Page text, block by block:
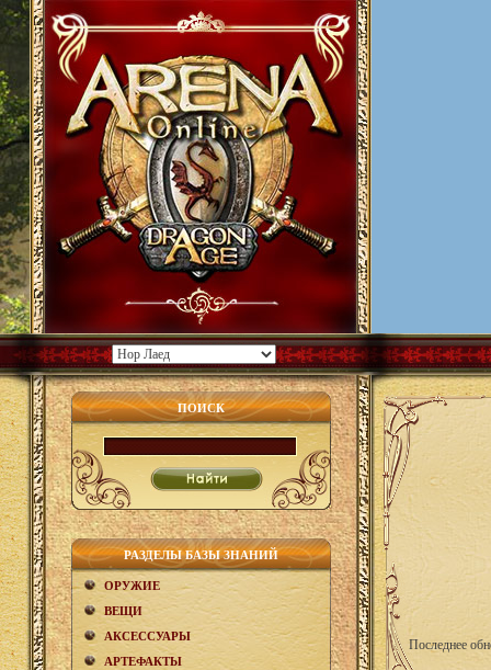
ПОИСК
РАЗДЕЛЫ БАЗЫ ЗНАНИЙ
ОРУЖИЕ
ВЕЩИ
АКCЕСCУАРЫ
АРТЕФАКТЫ
Последнее